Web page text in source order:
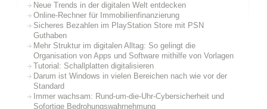
Neue Trends in der digitalen Welt entdecken
Online-Rechner für Immobilienfinanzierung
Sicheres Bezahlen im PlayStation Store mit PSN
Guthaben
Mehr Struktur im digitalen Alltag: So gelingt die
Organisation von Apps und Software mithilfe von Vorlagen
Tutorial: Schallplatten digitalisieren
Darum ist Windows in vielen Bereichen nach wie vor der
Standard
Immer wachsam: Rund-um-die-Uhr-Cybersicherheit und
Sofortige Bedrohungswahrnehmung